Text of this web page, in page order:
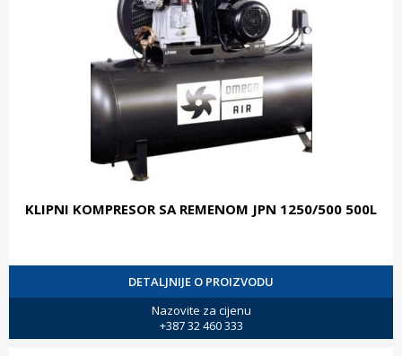
KLIPNI KOMPRESOR SA REMENOM JPN 1250/500 500L
DETALJNIJE O PROIZVODU
Nazovite za cijenu
+387 32 460 333